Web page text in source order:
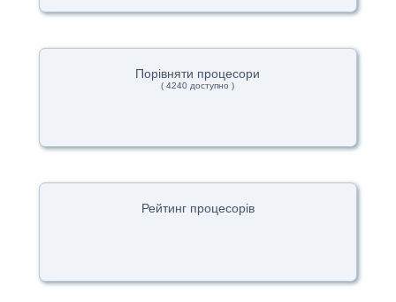
Порівняти процесори
( 4240 доступно )
Рейтинг процесорів